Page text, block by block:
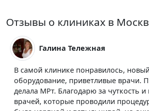
Отзывы о клиниках в
Екатерина ////
Клиника вызывает
скрою, что обследование,
полости мне обошлось дороже,
больничке, но оно того